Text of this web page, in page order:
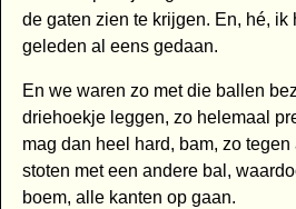
de gaten zien te krijgen. En, hé, ik
geleden al eens gedaan.
En we waren zo met die ballen
driehoekje leggen, zo helemaal
mag dan heel hard, bam, zo
stoten met een andere bal,
boem, alle kanten op gaan.